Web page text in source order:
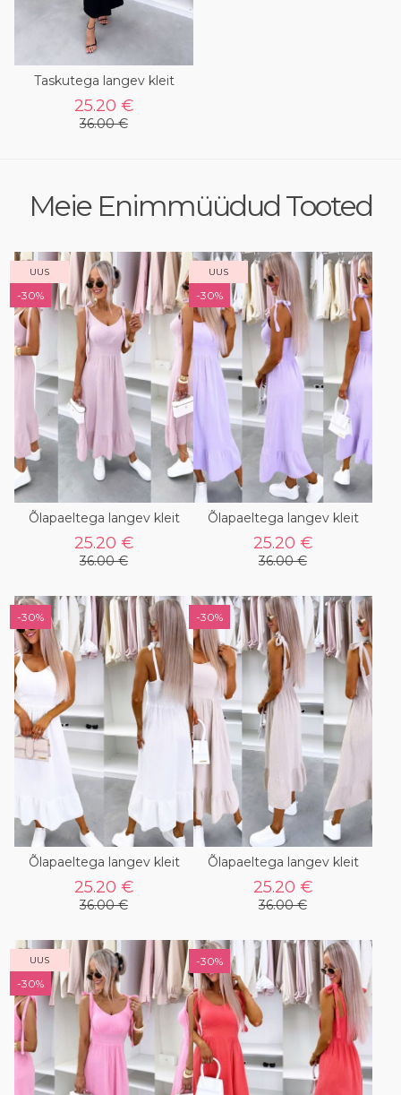
Taskutega langev kleit
25.20 €
36.00 €
Meie Enimmüüdud Tooted
UUS
-30%
Õlapaeltega langev kleit
25.20 €
36.00 €
UUS
-30%
Õlapaeltega langev kleit
25.20 €
36.00 €
-30%
Õlapaeltega langev kleit
25.20 €
36.00 €
-30%
Õlapaeltega langev kleit
25.20 €
36.00 €
UUS
-30%
-30%